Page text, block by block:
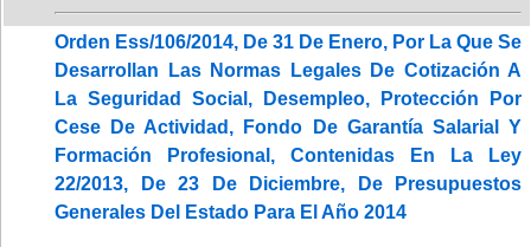
Orden Ess/106/2014, De 31 De Enero, Por La Que Se
Desarrollan Las Normas Legales De Cotización A
La Seguridad Social, Desempleo, Protección Por
Cese De Actividad, Fondo De Garantía Salarial Y
Formación Profesional, Contenidas En La Ley
22/2013, De 23 De Diciembre, De Presupuestos
Generales Del Estado Para El Año 2014